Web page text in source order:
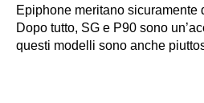
Epiphone meritano sicuramente
Dopo tutto, SG e P90 sono
questi modelli sono anche